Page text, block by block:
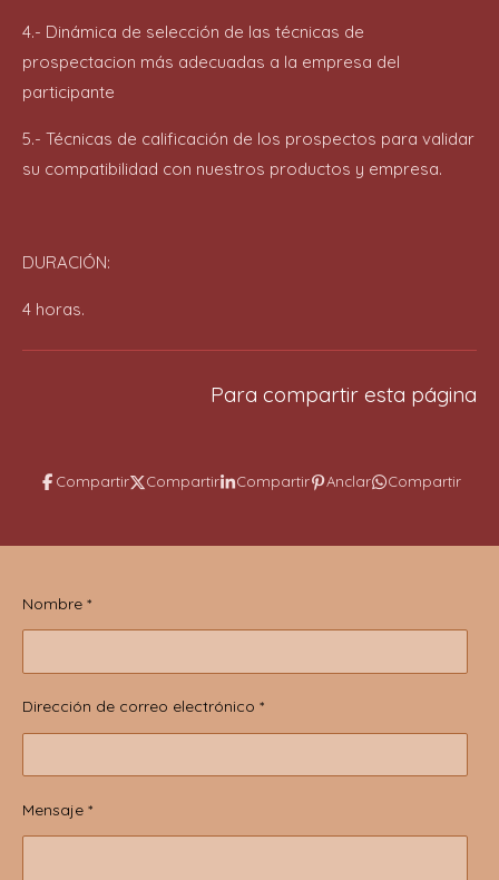
4.- Dinámica de selección de las técnicas de
prospectacion más adecuadas a la empresa del
participante
5.- Técnicas de calificación de los prospectos para validar
su compatibilidad con nuestros productos y empresa.
DURACIÓN:
4 horas.
Para compartir esta página
Compartir Compartir Compartir Anclar Compartir
Nombre *
Dirección de correo electrónico *
Mensaje *